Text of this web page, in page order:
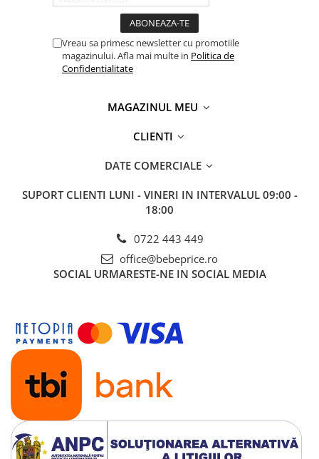
Vreau sa primesc newsletter cu promotiile
magazinului. Afla mai multe in Politica de
Confidentialitate
MAGAZINUL MEU
CLIENTI
DATE COMERCIALE
SUPORT CLIENTI LUNI - VINERI IN INTERVALUL 09:00 -
18:00
0722 443 449
office@bebeprice.ro
SOCIAL URMARESTE-NE IN SOCIAL MEDIA